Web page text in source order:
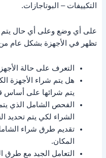
التكييفات – البوتاجازات.
على أي وضع وعلى أي حال يتم
تظهر في الأجهزة بشكل عام من
التعرف على حالة
هل يتم شراء الأجهزة
يتم شرائها على أساس
الفحص الشامل الذي يتم
الشراء لكي يتم تحديد
تقديم طرق شراء
المكان.
التعامل الجيد مع طرق